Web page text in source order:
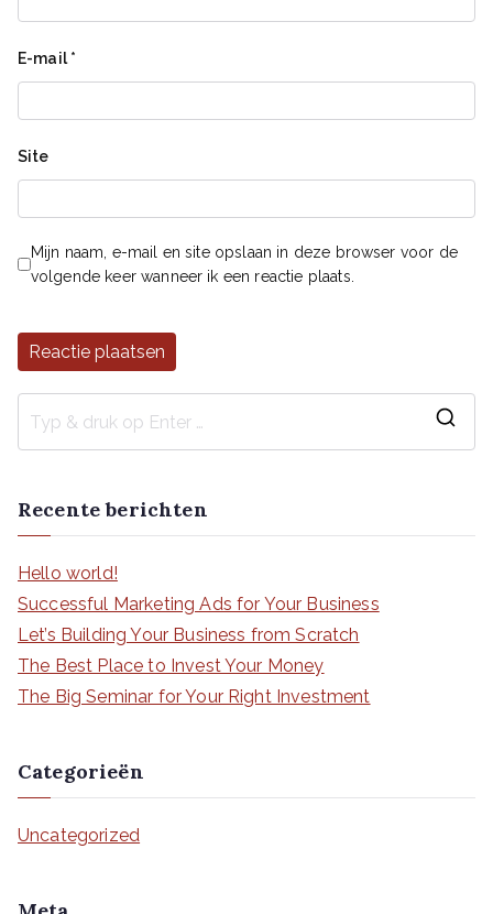
E-mail*
Site
Mijn naam, e-mail en site opslaan in deze browser voor de
volgende keer wanneer ik een reactie plaats.
Recente berichten
Hello world!
Successful Marketing Ads for Your Business
Let’s Building Your Business from Scratch
The Best Place to Invest Your Money
The Big Seminar for Your Right Investment
Categorieën
Uncategorized